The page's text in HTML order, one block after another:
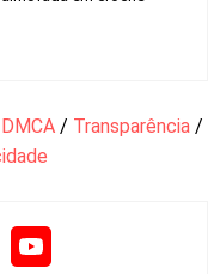
DMCA / Transparência /